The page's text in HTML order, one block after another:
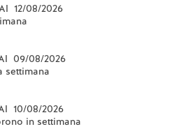
12/08/2026
09/08/2026
settimana
10/08/2026
in settimana